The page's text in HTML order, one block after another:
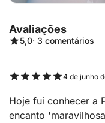
Avaliações
5,0· 3 comentários
4 de junho
Hoje fui conhecer a
encanto